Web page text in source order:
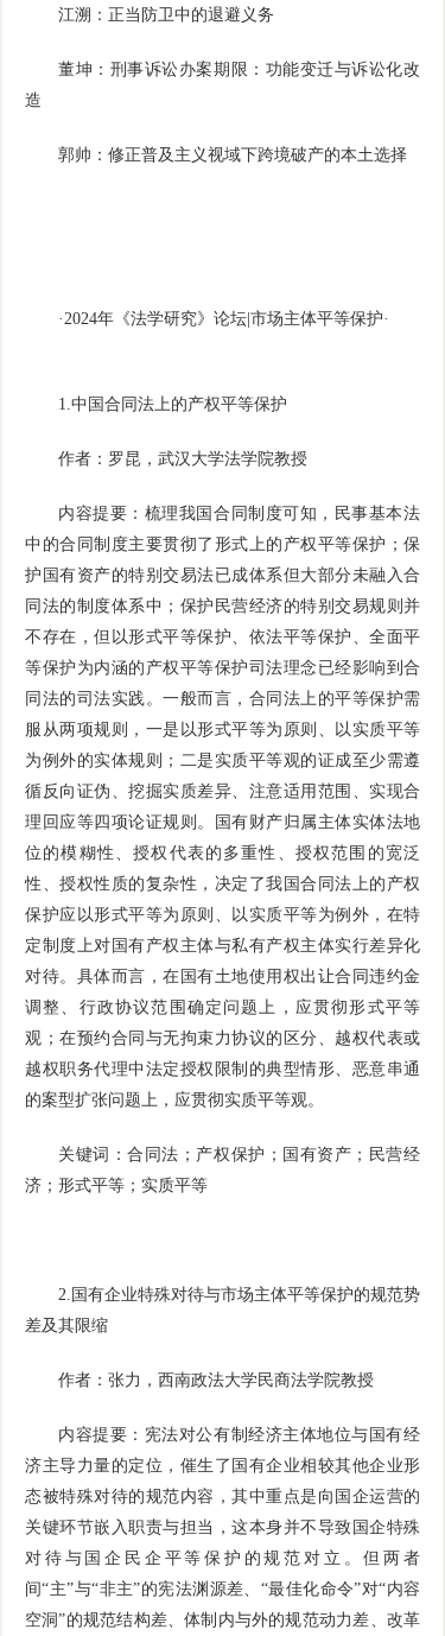
江溯：正当防卫中的退避义务
董坤：刑事诉讼办案期限：功能变迁与诉讼化改
造
郭帅：修正普及主义视域下跨境破产的本土选择
·2024年《法学研究》论坛 市场主体平等保护·
1.中国合同法上的产权平等保护
作者：罗昆，武汉大学法学院教授
内容提要：梳理我国合同制度可知，民事基本法
中的合同制度主要贯彻了形式上的产权平等保护；保
护国有资产的特别交易法已成体系但大部分未融入合
同法的制度体系中；保护民营经济的特别交易规则并
不存在，但以形式平等保护、依法平等保护、全面平
等保护为内涵的产权平等保护司法理念已经影响到合
同法的司法实践。一般而言，合同法上的平等保护需
服从两项规则，一是以形式平等为原则、以实质平等
为例外的实体规则；二是实质平等观的证成至少需遵
循反向证伪、挖掘实质差异、注意适用范围、实现合
理回应等四项论证规则。国有财产归属主体实体法地
位的模糊性、授权代表的多重性、授权范围的宽泛
性、授权性质的复杂性，决定了我国合同法上的产权
保护应以形式平等为原则、以实质平等为例外，在特
定制度上对国有产权主体与私有产权主体实行差异化
对待。具体而言，在国有土地使用权出让合同违约金
调整、行政协议范围确定问题上，应贯彻形式平等
观；在预约合同与无拘束力协议的区分、越权代表或
越权职务代理中法定授权限制的典型情形、恶意串通
的案型扩张问题上，应贯彻实质平等观。
关键词：合同法；产权保护；国有资产；民营经
济；形式平等；实质平等
2. 国有企业特殊对待与市场主体平等保护的规范势
差及其限缩
作者：张力，西南政法大学民商法学院教授
内容提要：宪法对公有制经济主体地位与国有经
济主导力量的定位，催生了国有企业相较其他企业形
态被特殊对待的规范内容，其中重点是向国企运营的
关键环节嵌入职责与担当，这本身并不导致国企特殊
对待与国企民企平等保护的规范对立。但两者
间“主”与“非主”的宪法渊源差、 “最佳化命令”对“内容
空洞”的规范结构差、体制内与外的规范动力差、改革